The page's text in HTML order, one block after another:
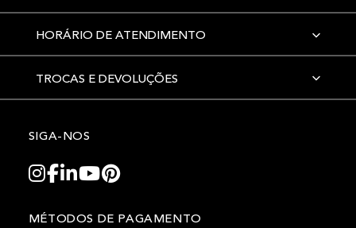
HORÁRIO DE ATENDIMENTO
TROCAS E DEVOLUÇÕES
SIGA-NOS
MÉTODOS DE PAGAMENTO